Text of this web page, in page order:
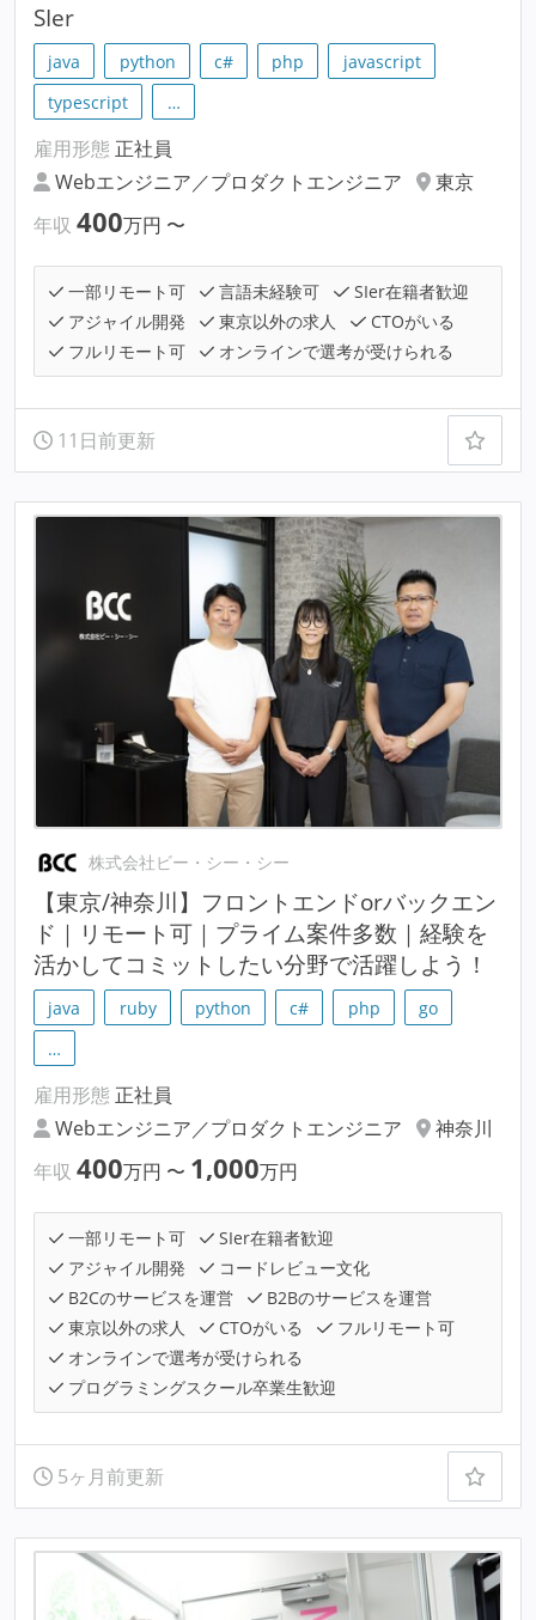
SIer
java python c# php
javascript
typescript
…
雇用形態 正社員
Webエンジニア／プロダクトエンジニア
東京
年収 400万円 〜
一部リモート可 言語未経験可
SIer在籍者歓迎
アジャイル開発
東京以外の求人
CTOがいる
フルリモート可
オンラインで選考が受けられる
11日前更新
株式会社ビー・シー・シー
【東京/神奈川】フロントエンドorバックエン
ド｜リモート可｜プライム案件多数｜経験を
活かしてコミットしたい分野で活躍しよう！
java ruby python c# php
go
…
雇用形態 正社員
Webエンジニア／プロダクトエンジニア
神奈川
年収 400万円 〜 1,000万円
一部リモート可
SIer在籍者歓迎
アジャイル開発
コードレビュー文化
B2Cのサービスを運営
B2Bのサービスを運営
東京以外の求人
CTOがいる
フルリモート可
オンラインで選考が受けられる
プログラミングスクール卒業生歓迎
5ヶ月前更新